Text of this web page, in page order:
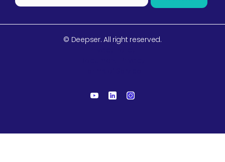
© Deepser. All right reserved.